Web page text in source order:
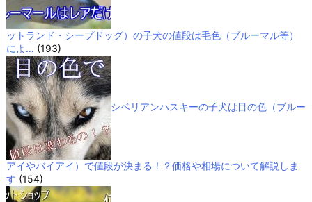
ットランド・シープドッグ）の子犬の値段は毛色（ブルーマル等）
によ… (193)
シベリアンハスキーの子犬は目の色（ブルー
アイやバイアイ）で値段が決まる！？価格や相場について解説しま
す (154)